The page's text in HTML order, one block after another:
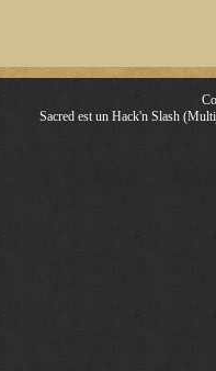
Sacred est un Hack'n Slash